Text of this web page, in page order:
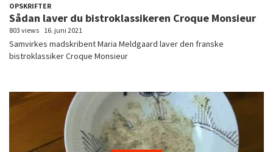
OPSKRIFTER
Sådan laver du bistroklassikeren Croque Monsieur
803 views 16. juni 2021
Samvirkes madskribent Maria Meldgaard laver den franske
bistroklassiker Croque Monsieur